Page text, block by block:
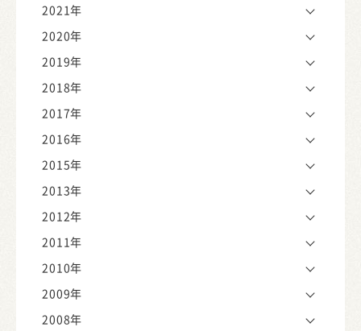
2021年
2020年
2019年
2018年
2017年
2016年
2015年
2013年
2012年
2011年
2010年
2009年
2008年